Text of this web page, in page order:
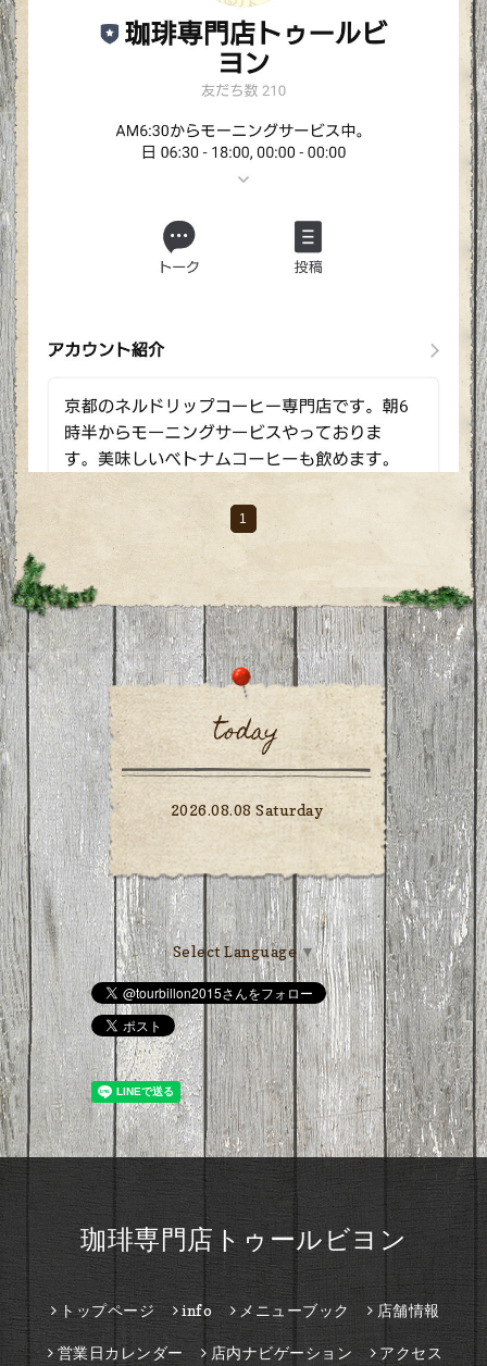
1
today
2026.08.08 Saturday
Select Language▼
珈琲専門店トゥールビヨン
トップページ info メニューブック 店舗情報
営業日カレンダー 店内ナビゲーション アクセス